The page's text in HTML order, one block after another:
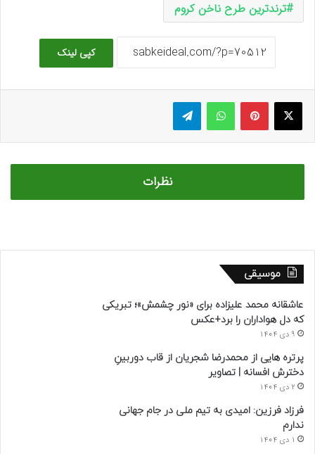
ترند‌ترین طرح ناخن کروم
کپی لینک
ایکس پینتریستواتس آپ تلگرام
نظرات
موسیقی
عاشقانه محمد علیزاده برای «نور چشمش»؛ تبریکی
که دل هواداران را برد+عکس
9 دی 1404
پرتره هایی از محمدرضا شجریان از قاب دوربینِ
دخترش افسانه | تصاویر
2 دی 1404
فرزاد فرزین: امیدی به تیم ملی در جام جهانی
ندارم
1 دی 1404